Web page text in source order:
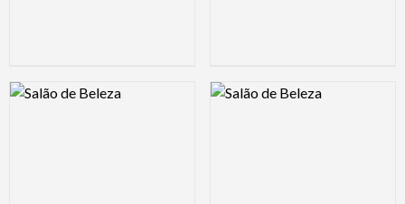
Logo Preview Image Logo Preview Image